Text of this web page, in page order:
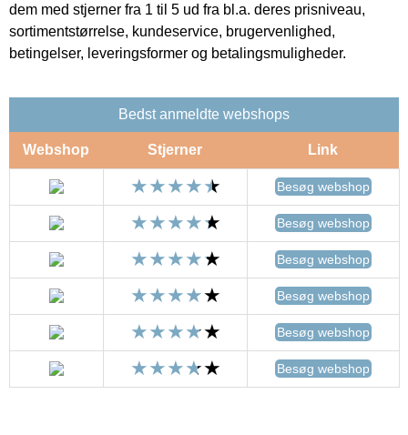
dem med stjerner fra 1 til 5 ud fra bl.a. deres prisniveau,
sortimentstørrelse, kundeservice, brugervenlighed,
betingelser, leveringsformer og betalingsmuligheder.
Bedst anmeldte webshops
Webshop Stjerner Link
Besøg webshop
Besøg webshop
Besøg webshop
Besøg webshop
Besøg webshop
Besøg webshop